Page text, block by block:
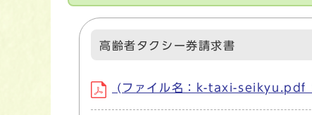
高齢者タクシー券請求書
(ファイル名：k-taxi-seikyu.pdf